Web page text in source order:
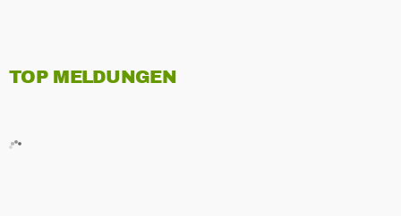
TOP MELDUNGEN